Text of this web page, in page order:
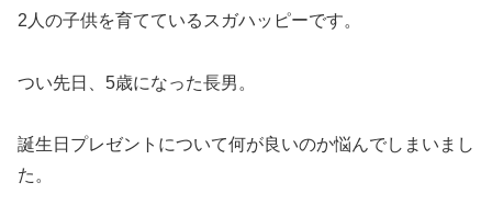
2人の子供を育てているスガハッピーです。
つい先日、5歳になった長男。
誕生日プレゼントについて何が良いのか悩んでしまいまし
た。